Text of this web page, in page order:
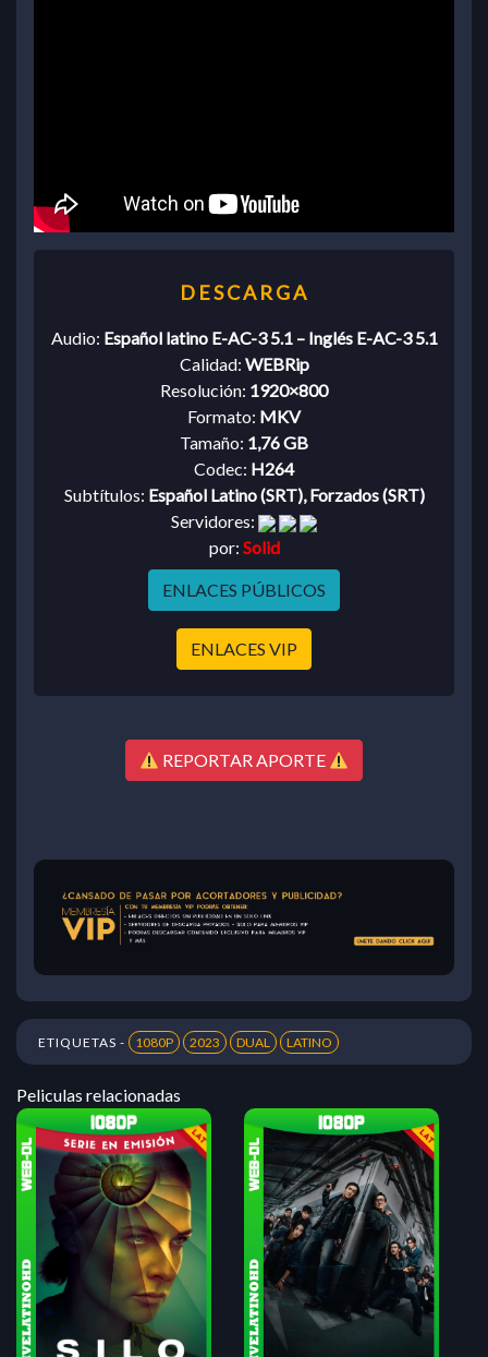
Audio: Español latino E-AC-3 5.1 – Inglés E-AC-3 5.1
Calidad: WEBRip
Resolución: 1920×800
Formato: MKV
Tamaño: 1,76 GB
Codec: H264
Subtítulos: Español Latino (SRT), Forzados (SRT)
Servidores:
por: Solid
ENLACES PÚBLICOS
ENLACES VIP
REPORTAR APORTE
ETIQUETAS - 1080P 2023 DUAL LATINO
Peliculas relacionadas